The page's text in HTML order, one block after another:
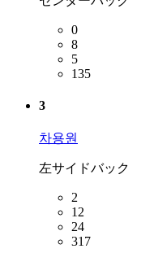
0
8
5
135
3
차용원
左サイドバック
2
12
24
317